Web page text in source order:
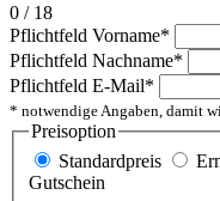
0 / 18
Pflichtfeld Vorname*
Pflichtfeld Nachname*
Pflichtfeld E-Mail*
* notwendige Angaben, damit
Preisoption
Standardpreis
Gutschein